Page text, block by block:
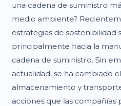
una cadena de suministro
medio ambiente?
estrategias de sostenibilidad
principalmente hacia la
cadena de suministro. Sin
actualidad, se ha cambiado
almacenamiento y
acciones que las